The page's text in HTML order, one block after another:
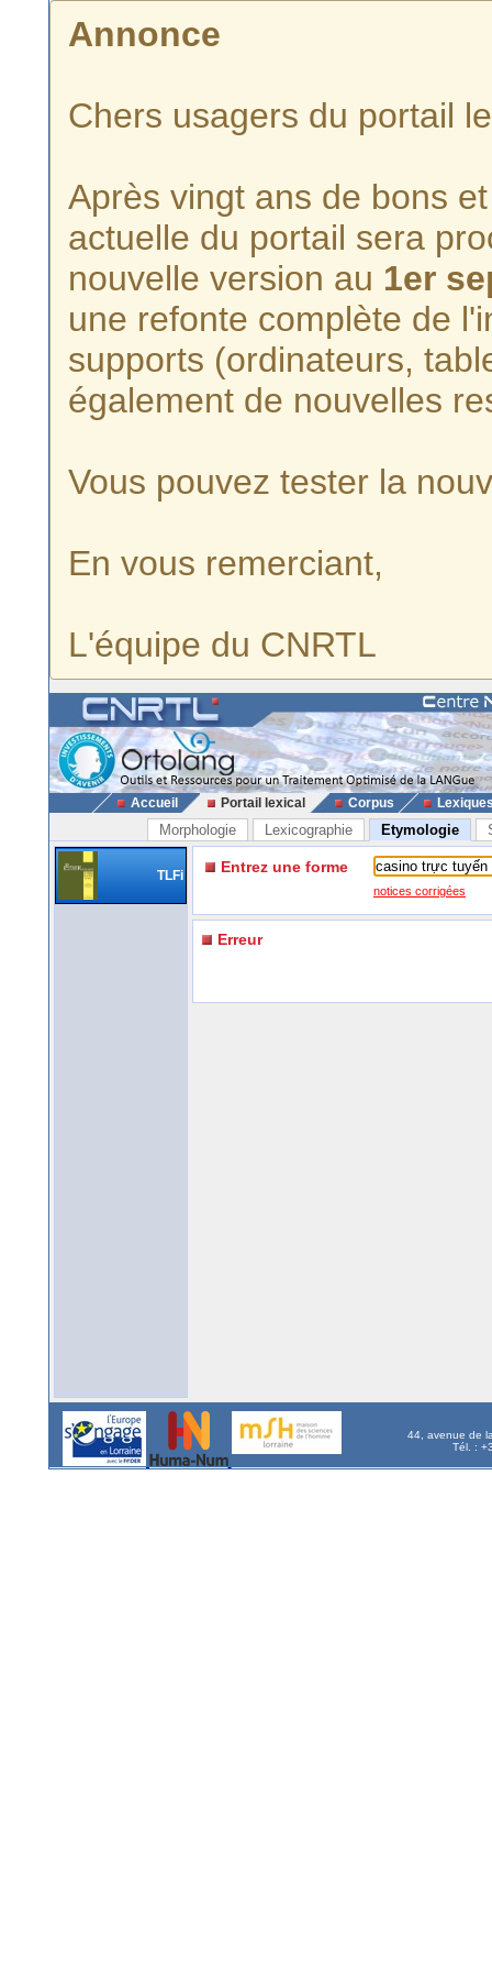
Annonce
Chers usagers du portail
Après vingt ans de bons
actuelle du portail sera
nouvelle version au 1er
une refonte complète de
supports (ordinateurs,
également de nouvelles
Vous pouvez tester la
En vous remerciant,
L'équipe du CNRTL
Accueil Portail lexical Corpus
Morphologie Lexicographie Etymologie
TLFi Entrez une forme
notices corrigées
Erreur
44, avenue de
Tél. :